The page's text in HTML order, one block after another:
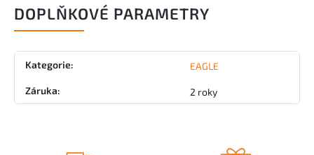
DOPLŇKOVÉ PARAMETRY
Kategorie: EAGLE
Záruka: 2 roky